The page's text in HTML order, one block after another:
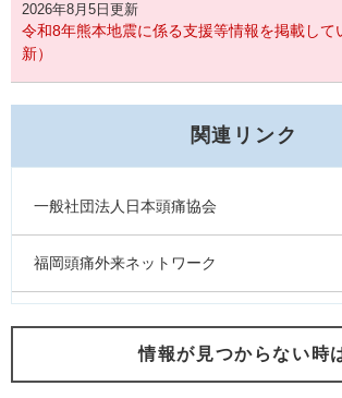
2026年8月5日更新
令和8年熊本地震に係る支援等情報を掲載して
新）
関連リンク
一般社団法人日本頭痛協会
福岡頭痛外来ネットワーク
情報が見つからない時